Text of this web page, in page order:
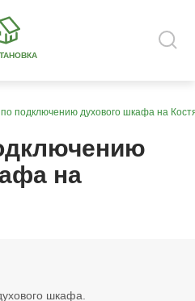
подключению духового шкафа на
на
шкафа.